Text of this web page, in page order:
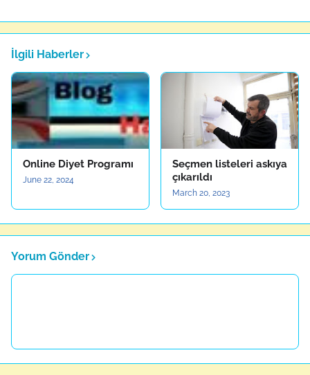
İlgili Haberler
Online Diyet Programı
June 22, 2024
Seçmen listeleri askıya
çıkarıldı
March 20, 2023
Yorum Gönder